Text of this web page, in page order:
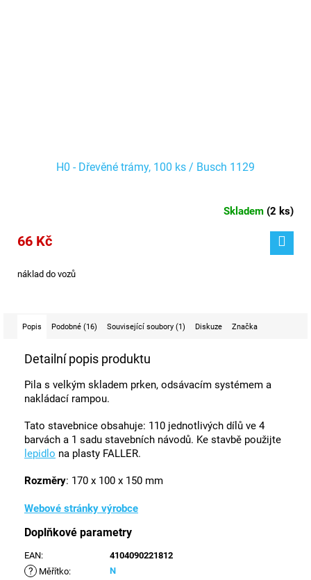
H0 - Dřevěné trámy, 100 ks / Busch 1129
Skladem (2 ks)
66 Kč
náklad do vozů
Popis Podobné (16) Související soubory (1) Diskuze Značka
Detailní popis produktu
Pila s velkým skladem prken, odsávacím systémem a
nakládací rampou.
Tato stavebnice obsahuje: 110 jednotlivých dílů ve 4
barvách a 1 sadu stavebních návodů. Ke stavbě použijte
lepidlo na plasty FALLER.
Rozměry: 170 x 100 x 150 mm
Webové stránky výrobce
Doplňkové parametry
EAN: 4104090221812
? Měřítko: N